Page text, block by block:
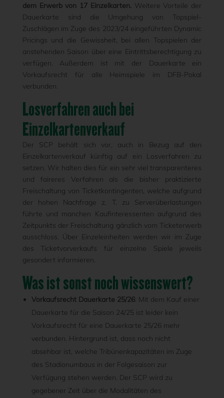
dem Erwerb von 17 Einzelkarten.Weitere Vorteile der
Dauerkarte sind die Umgehung von Topspiel-
Zuschlägen im Zuge des 2023/24 eingeführten Dynamic
Pricings und die Gewissheit, bei allen Topspielen der
anstehenden Saison über eine Eintrittsberechtigung zu
verfügen. Außerdem ist mit der Dauerkarte ein
Vorkaufsrecht für alle Heimspiele im DFB-Pokal
verbunden.
Losverfahren auch bei
Einzelkartenverkauf
Der SCP behält sich vor, auch in Bezug auf den
Einzelkartenverkauf künftig auf ein Losverfahren zu
setzen. Wir halten dies für ein sehr viel transparenteres
und faireres Verfahren als die bisher praktizierte
Freischaltung von Ticketkontingenten, welche aufgrund
der hohen Nachfrage z. T. zu Serverüberlastungen
führte und manchen Kaufinteressenten aufgrund des
Zeitpunkts der Freischaltung gänzlich vom Ticketerwerb
ausschloss. Über Einzeleinheiten werden wir im Zuge
des Ticketvorverkaufs für einzelne Spiele jeweils
gesondert informieren.
Was ist sonst noch wissenswert?
Vorkaufsrecht Dauerkarte 25/26: Mit dem Kauf einer
Dauerkarte für die Saison 24/25 ist leider kein
Vorkaufsrecht für eine Dauerkarte 25/26 mehr
verbunden. Hintergrund ist, dass noch nicht
absehbar ist, welche Tribünenkapazitäten im Zuge
des Stadionumbaus in der Folgesaison zur
Verfügung stehen werden. Der SCP wird zu
gegebener Zeit über die Modalitäten des